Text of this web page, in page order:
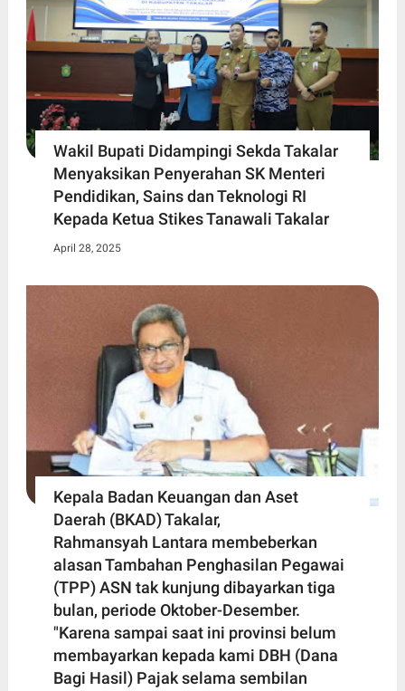
Wakil Bupati Didampingi Sekda Takalar
Menyaksikan Penyerahan SK Menteri
Pendidikan, Sains dan Teknologi RI
Kepada Ketua Stikes Tanawali Takalar
April 28, 2025
Kepala Badan Keuangan dan Aset
Daerah (BKAD) Takalar,
Rahmansyah Lantara membeberkan
alasan Tambahan Penghasilan Pegawai
(TPP) ASN tak kunjung dibayarkan tiga
bulan, periode Oktober-Desember.
"Karena sampai saat ini provinsi belum
membayarkan kepada kami DBH (Dana
Bagi Hasil) Pajak selama sembilan